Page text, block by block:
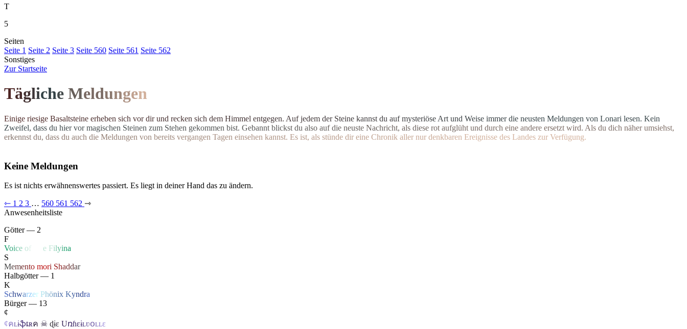
T
5
Seiten
Seite 1 Seite 2 Seite 3 Seite 560 Seite 561 Seite 562
Sonstiges
Zur Startseite
Tägliche Meldungen
Einige riesige Basaltsteine erheben sich vor dir und recken sich dem Himmel entgegen. Auf jedem der Steine kannst du auf mysteriöse Art und Weise immer die neusten Meldungen von Lonari lesen. Kein
Zweifel, dass du hier vor magischen Steinen zum Stehen gekommen bist. Gebannt blickst du also auf die neuste Nachricht, als diese rot aufglüht und durch eine andere ersetzt wird. Als du dich näher umsiehst,
erkennst du, dass du auch die Meldungen von bereits vergangen Tagen einsehen kannst. Es ist, als stünde dir eine Chronik aller nur denkbaren Ereignisse des Landes zur Verfügung.
Keine Meldungen
Es ist nichts erwähnenswertes passiert. Es liegt in deiner Hand das zu ändern.
⇽ 1 2 3 … 560 561 562 ⇾
Anwesenheitsliste
Götter — 2
F
Voice of e Filyina
S
Memento mori Shaddar
Halbgötter — 1
K
Schwarzer Phönix Kyndra
Bürger — 13
¢
¢คʟɨֆȶʀค ☠ ɖɨɛ Uռɦɛɨʟʋօʟʟɛ